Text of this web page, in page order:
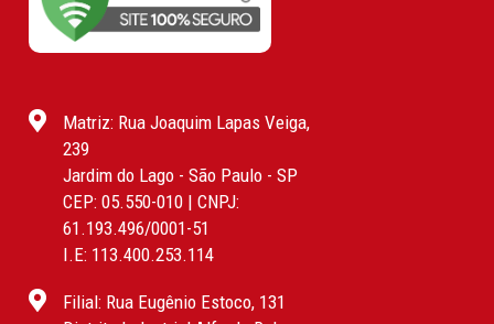
Matriz: Rua Joaquim Lapas Veiga,
239
Jardim do Lago - São Paulo - SP
CEP: 05.550-010 | CNPJ:
61.193.496/0001-51
I.E: 113.400.253.114
Filial: Rua Eugênio Estoco, 131